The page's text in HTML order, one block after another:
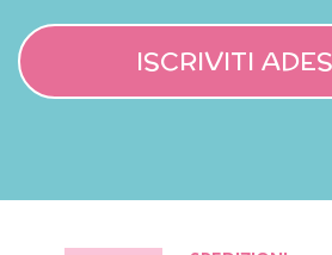
ISCRIVITI